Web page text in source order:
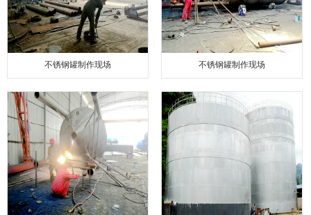
不锈钢罐制作现场 不锈钢罐制作现场